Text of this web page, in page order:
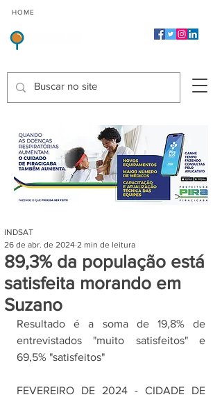
HOME
89,3% da população está
satisfeita morando em
Suzano
INDSAT
26 de abr. de 2024 2 min de leitura
Resultado é a soma de 19,8% de
entrevistados "muito satisfeitos" e
69,5% "satisfeitos"
FEVEREIRO DE 2024 - CIDADE DE